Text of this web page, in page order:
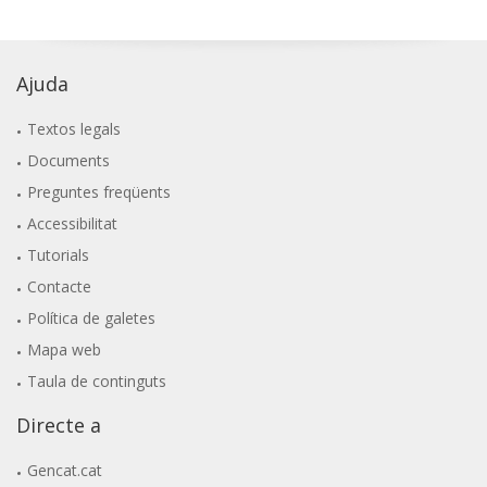
Ajuda
Textos legals
Documents
Preguntes freqüents
Accessibilitat
Tutorials
Contacte
Política de galetes
Mapa web
Taula de continguts
Directe a
Gencat.cat